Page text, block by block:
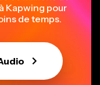
Kapwing pour
de temps.